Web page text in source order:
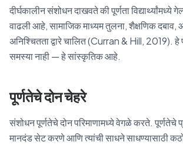
दीर्घकालीन संशोधन दाखवते की पूर्णता विद्यार्थ्यांमध्ये
वाढली आहे, सामाजिक माध्यम तुलना, शैक्षणिक दबाव,
अनिश्चितता द्वारे चालित (Curran & Hill, 2019).
समस्या नाही — हे सांस्कृतिक आहे.
पूर्णतेचे दोन चेहरे
संशोधन पूर्णतेचे दोन परिमाणामध्ये वेगळे करते. पूर्णतेचे
मानदंड सेट करणे आणि त्यांची साधने साधण्यासाठी